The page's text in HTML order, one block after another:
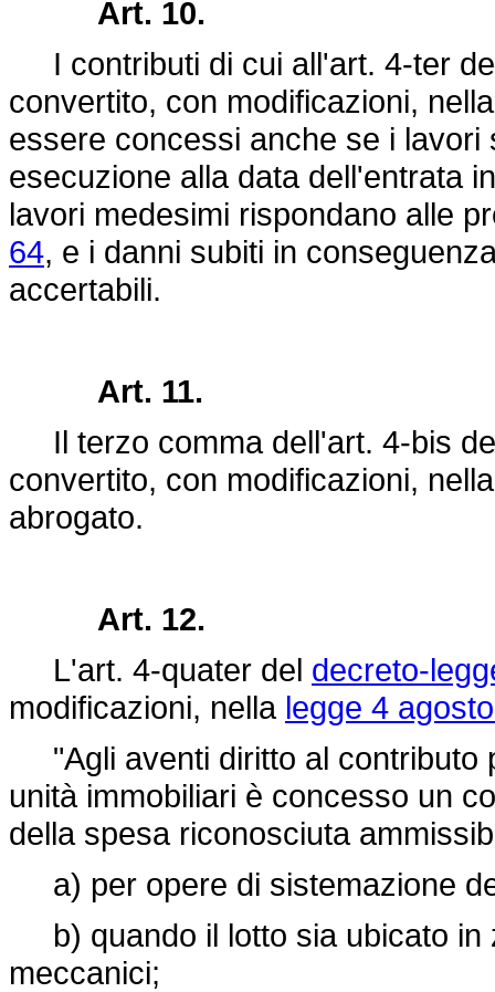
Art. 10.
I contributi di cui all'art. 4-ter
convertito, con modificazioni,
essere concessi anche se i
esecuzione alla data dell'entrata
lavori medesimi rispondano alle
64, e i danni subiti in
accertabili.
Art. 11.
Il terzo comma dell'art. 4-bis
convertito, con modificazioni,
abrogato.
Art. 12.
L'art. 4-quater del decreto-
modificazioni, nella legge 4
"Agli aventi diritto al contributo
unità immobiliari è concesso un
della spesa riconosciuta
a) per opere di sistemazione
b) quando il lotto sia ubicato in
meccanici;